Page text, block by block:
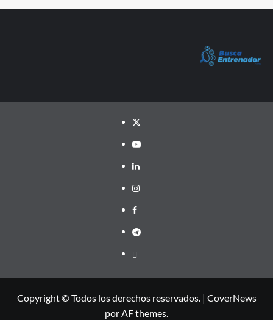
Twitter
YouTube
LinkedIn
Instagram
Facebook
Telegram
PayPal
Copyright © Todos los derechos reservados. | CoverNews
por AF themes.